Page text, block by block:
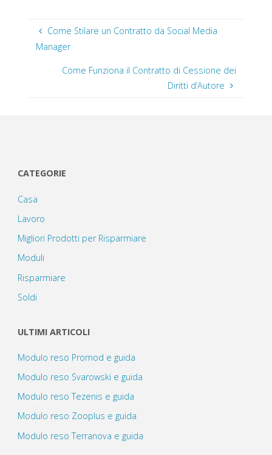
Come Stilare un Contratto da Social Media
Manager
Come Funziona il Contratto di Cessione dei
Diritti d’Autore
CATEGORIE
Casa
Lavoro
Migliori Prodotti per Risparmiare
Moduli
Risparmiare
Soldi
ULTIMI ARTICOLI
Modulo reso Promod e guida
Modulo reso Svarowski e guida
Modulo reso Tezenis e guida
Modulo reso Zooplus e guida
Modulo reso Terranova e guida